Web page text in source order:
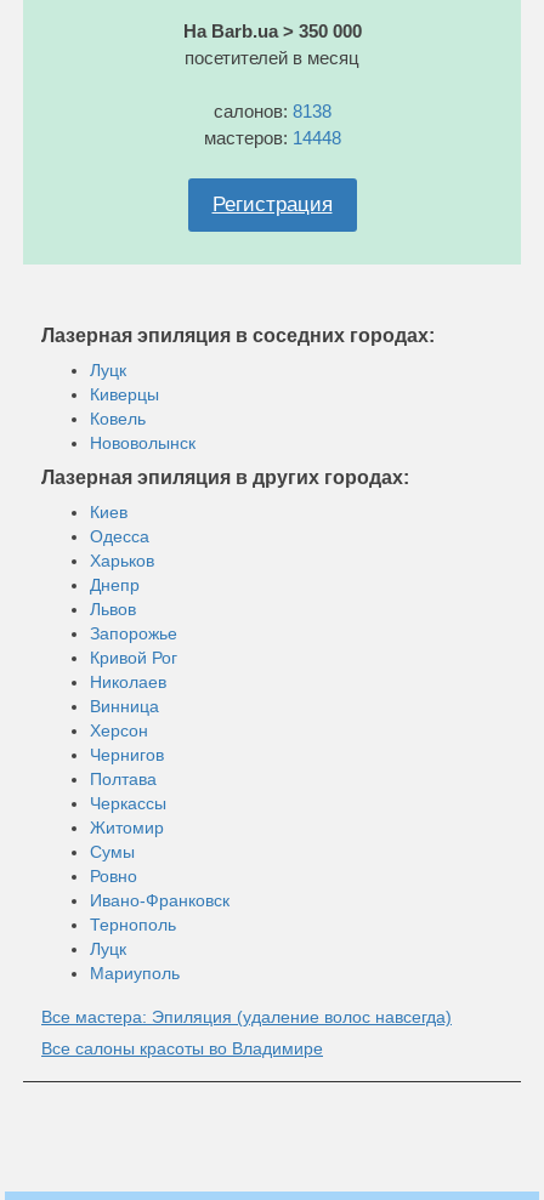
На Barb.ua > 350 000
посетителей в месяц
салонов: 8138
мастеров: 14448
Регистрация
Лазерная эпиляция в соседних городах:
Луцк
Киверцы
Ковель
Нововолынск
Лазерная эпиляция в других городах:
Киев
Одесса
Харьков
Днепр
Львов
Запорожье
Кривой Рог
Николаев
Винница
Херсон
Чернигов
Полтава
Черкассы
Житомир
Сумы
Ровно
Ивано-Франковск
Тернополь
Луцк
Мариуполь
Все мастера: Эпиляция (удаление волос навсегда)
Все салоны красоты во Владимире